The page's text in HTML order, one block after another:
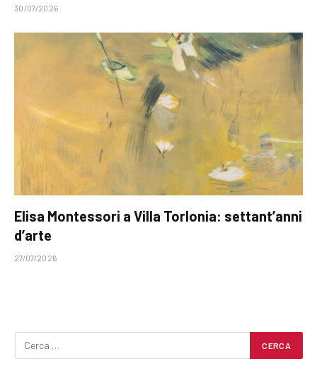
30/07/2026
Elisa Montessori a Villa Torlonia: settant’anni
d’arte
27/07/2026